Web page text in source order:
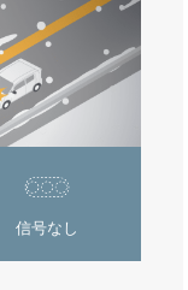
信号なし